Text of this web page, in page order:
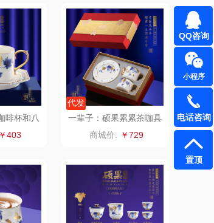
邦（餐具类）
奥克斯
滋源（品牌方）
三胖蛋
易路达
啡杯和八
装
￥403
代发
一辈子：硕果累累茶咖具
商城价: ￥729
QQ咨询
小程序
电话咨询
置顶